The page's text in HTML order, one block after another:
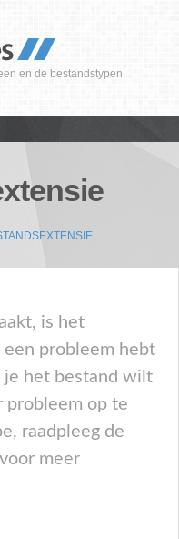
en de bestandstypen
is het
probleem hebt
je het bestand wilt
probleem op te
raadpleeg de
meer